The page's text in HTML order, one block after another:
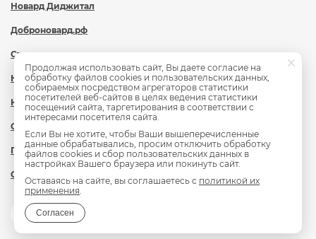
Новард Диджитал
Доброновард.рф
Статьи
Новости
Контакты
Охрана труда
Политика обработки персональных данных
Сведения об образовательной организации
Продолжая использовать сайт, Вы даете согласие на
обработку файлов cookies и пользовательских данных,
собираемых посредством агрегаторов статистики
посетителей веб-сайтов в целях ведения статистики
посещений сайта, таргетирования в соответствии с
интересами посетителя сайта.
Если Вы не хотите, чтобы Ваши вышеперечисленные
данные обрабатывались, просим отключить обработку
файлов cookies и сбор пользовательских данных в
настройках Вашего браузера или покинуть сайт.
Оставаясь на сайте, вы соглашаетесь с политикой их
применения.
Согласен